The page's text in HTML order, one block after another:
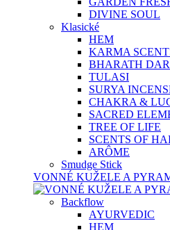
DIVINE SOUL
Klasické
HEM
KARMA
BHARATH
TULASI
SURYA
CHAKRA &
SACRED
TREE OF LIFE
SCENTS OF
ARÔME
Smudge Stick
VONNÉ KUŽELE A
Backflow
AYURVEDIC
HEM